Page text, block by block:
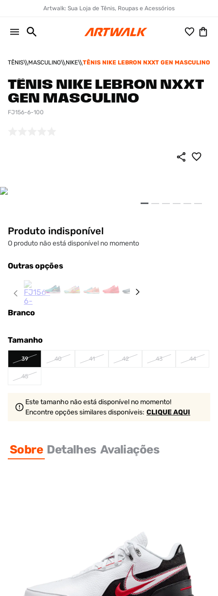
Artwalk: Sua Loja de Tênis, Roupas e Acessórios
TÊNIS MASCULINO NIKE TÊNIS NIKE LEBRON NXXT GEN MASCULINO
TÊNIS NIKE LEBRON NXXT
GEN MASCULINO
FJ156-6-100
Produto indisponível
O produto não está disponível no momento
Outras opções
Branco
Tamanho
39 40 41 42 43 44
45
Este tamanho não está disponível no momento!
Encontre opções similaresdisponíveis: CLIQUE AQUI
Sobre Detalhes Avaliações